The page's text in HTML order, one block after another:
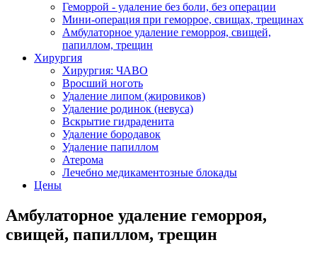
Геморрой - удаление без боли, без операции
Мини-операция при геморрое, свищах, трещинах
Амбулаторное удаление геморроя, свищей,
папиллом, трещин
Хирургия
Хирургия: ЧАВО
Вросший ноготь
Удаление липом (жировиков)
Удаление родинок (невуса)
Вскрытие гидраденита
Удаление бородавок
Удаление папиллом
Атерома
Лечебно медикаментозные блокады
Цены
Амбулаторное удаление геморроя,
свищей, папиллом, трещин